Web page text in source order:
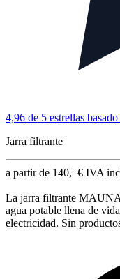
4,96 de 5 estrellas
Jarra filtrante
a partir de 140,–€ IVA
La jarra filtrante
agua potable llena de
electricidad. Sin